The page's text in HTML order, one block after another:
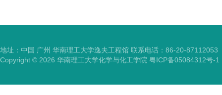
地址：中国 广州 华南理工大学逸夫工程馆 联系电话：86-20-87112053
Copyright © 2026 华南理工大学化学与化工学院 粤ICP备05084312号-1